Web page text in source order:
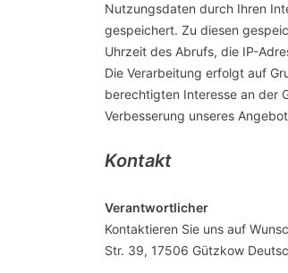
Nutzungsdaten durch Ihren
gespeichert. Zu diesen
Uhrzeit des Abrufs, die IP-
Die Verarbeitung erfolgt auf
berechtigten Interesse an der
Verbesserung unseres
Kontakt
Verantwortlicher
Kontaktieren Sie uns auf
Str. 39, 17506 Gützkow